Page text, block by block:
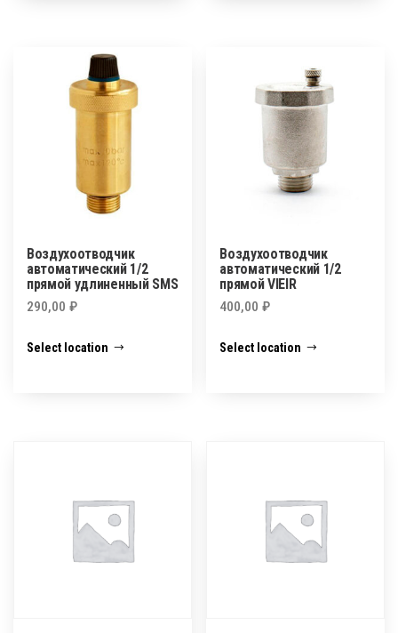
Воздухоотводчик
автоматический 1/2
прямой удлиненный SMS
290,00 ₽
Select location
Воздухоотводчик
автоматический 1/2
прямой VIEIR
400,00₽
Select location